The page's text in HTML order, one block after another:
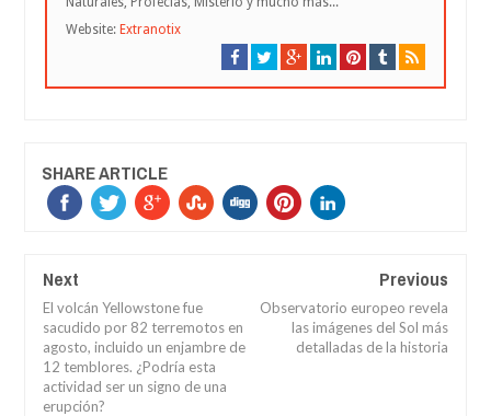
Website: Extranotix
SHARE ARTICLE
Next
El volcán Yellowstone fue
sacudido por 82 terremotos en
agosto, incluido un enjambre de
12 temblores. ¿Podría esta
actividad ser un signo de una
erupción?
Previous
Observatorio europeo revela
las imágenes del Sol más
detalladas de la historia